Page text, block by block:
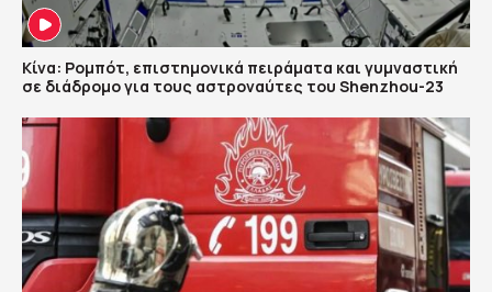
Κίνα: Ρομπότ, επιστημονικά πειράματα και γυμναστική
σε διάδρομο για τους αστροναύτες του Shenzhou-23